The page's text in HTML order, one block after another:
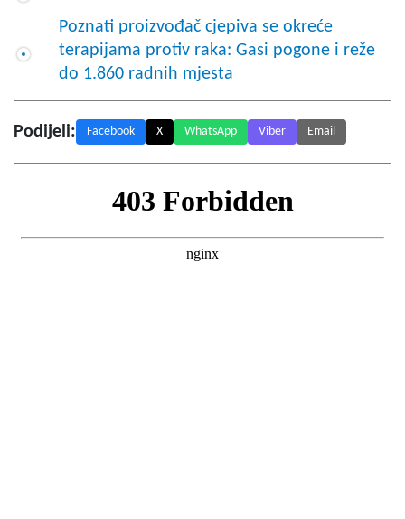
Poznati proizvođač cjepiva se okreće
terapijama protiv raka: Gasi pogone i reže
do 1.860 radnih mjesta
Podijeli: Facebook X WhatsApp Viber Email